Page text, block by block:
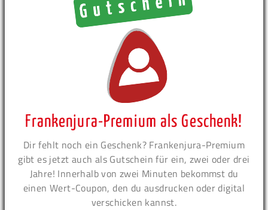
Frankenjura-Premium als Geschenk!
Dir fehlt noch ein Geschenk? Frankenjura-Premium
gibt es jetzt auch als Gutschein für ein, zwei oder drei
Jahre! Innerhalb von zwei Minuten bekommst du
einen Wert-Coupon, den du ausdrucken oder digital
verschicken kannst.